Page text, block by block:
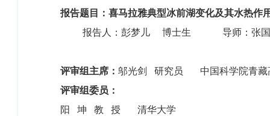
报告题目：喜马拉雅典型冰前湖变化及其水热作
报告人：彭梦儿 博士生 导师：张国
评审组主席： 邬光剑 研究员 中国科学院青藏
评审组委员：
阳 坤 教 授 清华大学